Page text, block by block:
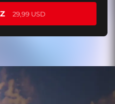
29,99 USD